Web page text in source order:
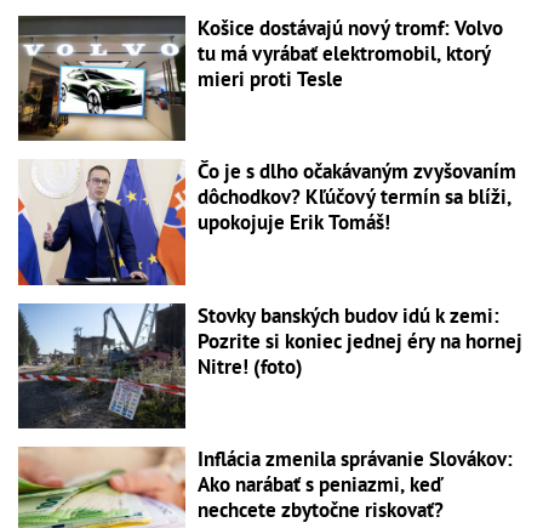
Košice dostávajú nový tromf: Volvo
tu má vyrábať elektromobil, ktorý
mieri proti Tesle
Čo je s dlho očakávaným zvyšovaním
dôchodkov? Kľúčový termín sa blíži,
upokojuje Erik Tomáš!
Stovky banských budov idú k zemi:
Pozrite si koniec jednej éry na hornej
Nitre! (foto)
Inflácia zmenila správanie Slovákov:
Ako narábať s peniazmi, keď
nechcete zbytočne riskovať?